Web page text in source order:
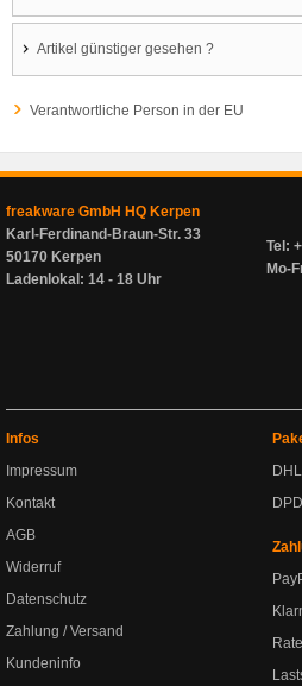
Artikel günstiger gesehen ?
Verantwortliche Person in der EU
freakware GmbH HQ Kerpen
Karl-Ferdinand-Braun-Str. 33
50170 Kerpen
Ladenlokal: 14 - 18 Uhr
Tel:
Mo-
Infos
Impressum
Kontakt
AGB
Widerruf
Datenschutz
Zahlung / Versand
Kundeninfo
DHL
DPD